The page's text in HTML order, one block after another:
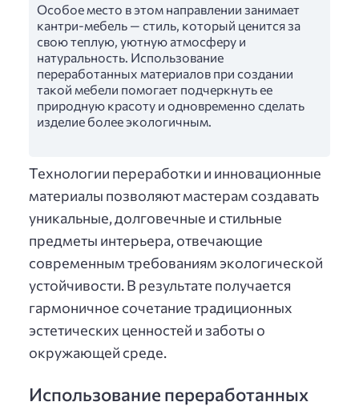
Особое место в этом направлении занимает
кантри-мебель — стиль, который ценится за
свою теплую, уютную атмосферу и
натуральность. Использование
переработанных материалов при создании
такой мебели помогает подчеркнуть ее
природную красоту и одновременно сделать
изделие более экологичным.
Технологии переработки и инновационные
материалы позволяют мастерам создавать
уникальные, долговечные и стильные
предметы интерьера, отвечающие
современным требованиям экологической
устойчивости. В результате получается
гармоничное сочетание традиционных
эстетических ценностей и заботы о
окружающей среде.
Использование переработанных